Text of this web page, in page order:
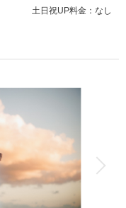
撮影日の空き
を確認する
土日祝UP料金： なし
台紙付写真
挙式
ペットと撮影